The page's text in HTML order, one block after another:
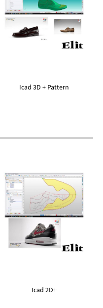
Icad 3D + Pattern
Icad 2D+